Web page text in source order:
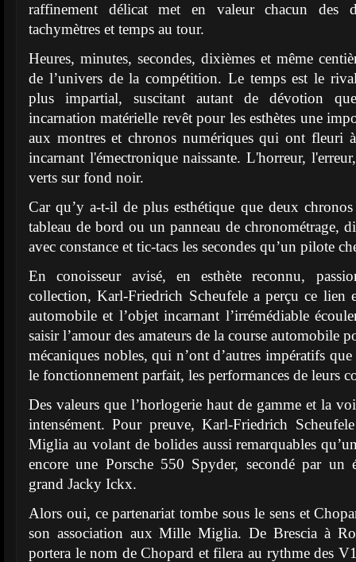
raffinement délicat met en valeur chacun des
tachymètres et temps au tour.
Heures, minutes, secondes, dixièmes et même
de l’univers de la compétition. Le temps est le
plus impartial, suscitant autant de dévotion
incarnation matérielle revêt pour les esthètes une
aux montres et chronos numériques qui ont fleuri
incarnant l'émectronique naissante. L'horreur,
verts sur fond noir.
Car qu’y a-t-il de plus esthétique que deux
tableau de bord ou un panneau de chronométrage,
avec constance et tic-tacs les secondes qu’un pilote
En conoisseur avisé, en esthète reconnu,
collection, Karl-Friedrich Scheufele a perçu ce lien
automobile et l’objet incarnant l’irrémédiable
saisir l’amour des amateurs de la course automobile
mécaniques nobles, qui n’ont d’autres impératifs
le fonctionnement parfait, les performances de leurs
Des valeurs que l’horlogerie haut de gamme et la
intensément. Pour preuve, Karl-Friedrich
Miglia au volant de bolides aussi remarquables
encore une Porsche 550 Spyder, secondé par un
grand Jacky Ickx.
Alors oui, ce partenariat tombe sous le sens et
son association aux Mille Miglia. De Brescia à
portera le nom de Chopard et filera au rythme des